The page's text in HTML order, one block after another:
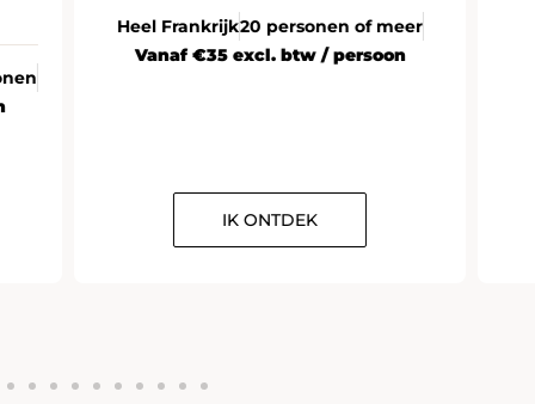
Heel Frankrijk20 personen of meer
Vanaf €35 excl. btw / persoon
IK ONTDEK